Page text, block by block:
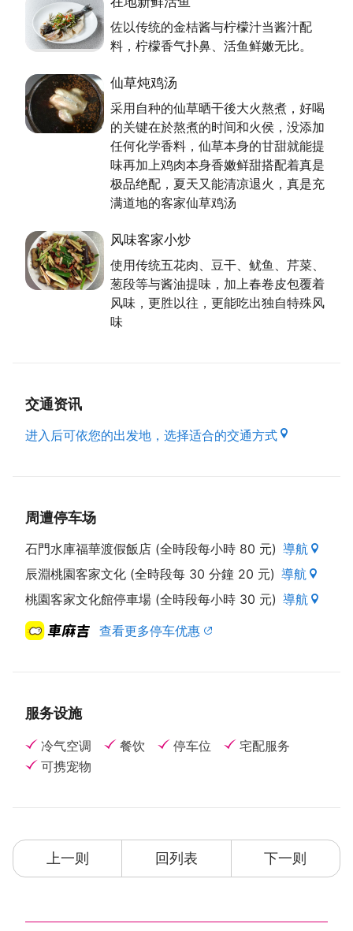
板娘自己搓的客家汤圆，只用纯的老糯米及不加味精的
鸡汤，更不容错过。
执着不藏私，文创展风华
料理的世界，无尽宽广，老板持续精进，与更多人分享
营养、养生、健康的美食外，更将规划烧窑游程等文创
活动，让饮食与文创相互结合，提升饮食文化。
资料来源来自：桃园市政府客家事务局出版之好客之
佐以传统的金桔酱与柠檬汁当酱汁配
料，柠檬香气扑鼻、活鱼鲜嫩无比。
仙草炖鸡汤
采用自种的仙草晒干後大火熬煮，好喝
的关键在於熬煮的时间和火侯，没添加
任何化学香料，仙草本身的甘甜就能提
味再加上鸡肉本身香嫩鲜甜搭配着真是
极品绝配，夏天又能清凉退火，真是充
满道地的客家仙草鸡汤
风味客家小炒
使用传统五花肉、豆干、鱿鱼、芹菜、
葱段等与酱油提味，加上春卷皮包覆着
风味，更胜以往，更能吃出独自特殊风
味
交通资讯
进入后可依您的出发地，选择适合的交通方式
周遭停车场
石門水庫福華渡假飯店 (全時段每小時 80 元) 導航
辰淵桃園客家文化 (全時段每 30 分鐘 20 元) 導航
桃園客家文化館停車場 (全時段每小時 30 元) 導航
查看更多停车优惠
服务设施
冷气空调 餐饮 停车位
宅配服务
可携宠物
上一则 回列表 下一则